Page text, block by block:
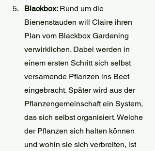
Blackbox: Rund um die
Bienenstauden will Claire ihren
Plan vom Blackbox Gardening
verwirklichen. Dabei werden in
einem ersten Schritt sich selbst
versamende Pflanzen ins Beet
eingebracht. Später wird aus der
Pflanzengemeinschaft ein System,
das sich selbst organisiert. Welche
der Pflanzen sich halten können
und wohin sie sich verbreiten, ist